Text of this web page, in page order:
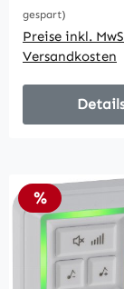
gespart)
Preise inkl.
Versandkosten
Rabatt
%